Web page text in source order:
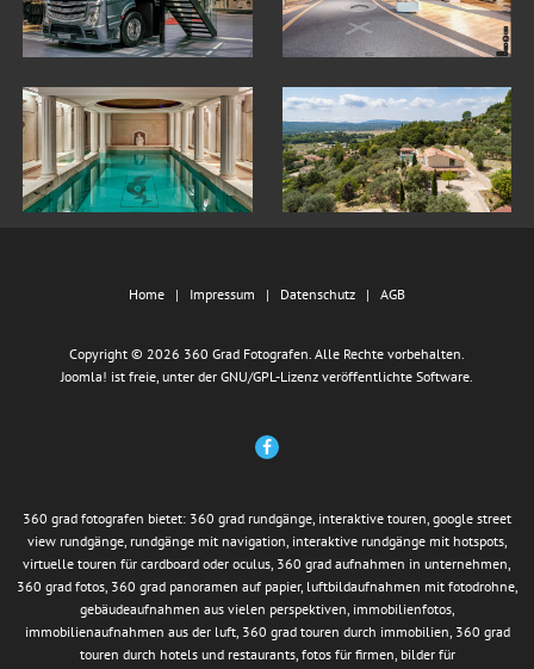
Home Impressum Datenschutz AGB
Copyright © 2026 360 Grad Fotografen. Alle Rechte vorbehalten.
Joomla! ist freie, unter der GNU/GPL-Lizenz veröffentlichte Software.
360 grad fotografen bietet: 360 grad rundgänge, interaktive touren, google street
view rundgänge, rundgänge mit navigation, interaktive rundgänge mit hotspots,
virtuelle touren für cardboard oder oculus, 360 grad aufnahmen in unternehmen,
360 grad fotos, 360 grad panoramen auf papier, luftbildaufnahmen mit fotodrohne,
gebäudeaufnahmen aus vielen perspektiven, immobilienfotos,
immobilienaufnahmen aus der luft, 360 grad touren durch immobilien, 360 grad
touren durch hotels und restaurants, fotos für firmen, bilder für